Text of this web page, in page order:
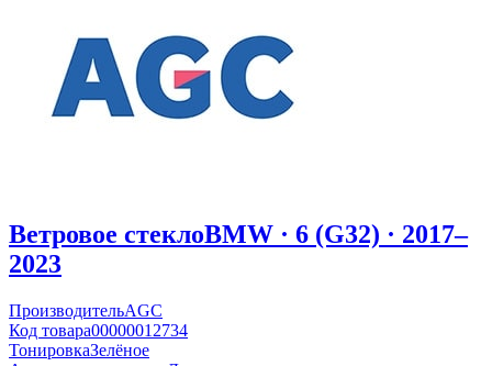
Ветровое стеклоBMW · 6 (G32) · 2017–
2023
ПроизводительAGC
Код товара00000012734
ТонировкаЗелёное